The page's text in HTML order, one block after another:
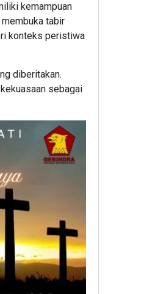
kemampuan
tabir
konteks peristiwa
diberitakan.
sebagai